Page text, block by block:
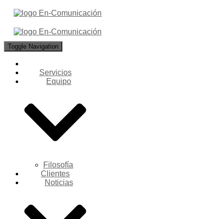
Toggle Navigation
Servicios
Equipo
Filosofía
Clientes
Noticias